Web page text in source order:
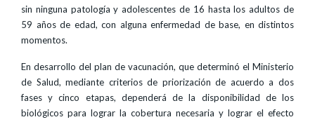
sin ninguna patología y adolescentes de 16 hasta los adultos de
59 años de edad, con alguna enfermedad de base, en distintos
momentos.
En desarrollo del plan de vacunación, que determinó el Ministerio
de Salud, mediante criterios de priorización de acuerdo a dos
fases y cinco etapas, dependerá de la disponibilidad de los
biológicos para lograr la cobertura necesaria y lograr el efecto